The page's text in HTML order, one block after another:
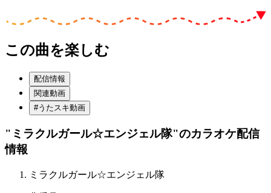
この曲を楽しむ
配信情報
関連動画
#うたスキ動画
"ミラクルガール☆エンジェル隊"のカラオケ配信
情報
ミラクルガール☆エンジェル隊